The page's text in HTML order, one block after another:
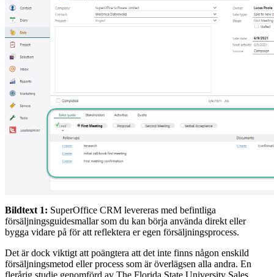
Bildtext 1: SuperOffice CRM levereras med befintliga
försäljningsguidesmallar som du kan börja använda direkt eller
bygga vidare på för att reflektera er egen försäljningsprocess.
Det är dock viktigt att poängtera att det inte finns någon enskild
försäljningsmetod eller process som är överlägsen alla andra. En